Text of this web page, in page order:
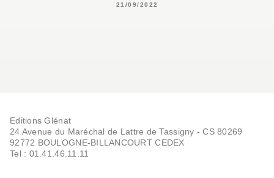
21/09/2022
Editions Glénat
24 Avenue du Maréchal de Lattre de Tassigny - CS 80269
92772 BOULOGNE-BILLANCOURT CEDEX
Tel : 01.41.46.11.11